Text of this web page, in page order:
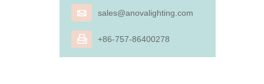
 sales@anovalighting.com
 +86-757-86400278